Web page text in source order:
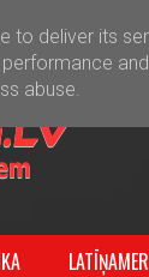
to deliver its
abuse.